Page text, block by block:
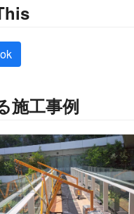
施工事例